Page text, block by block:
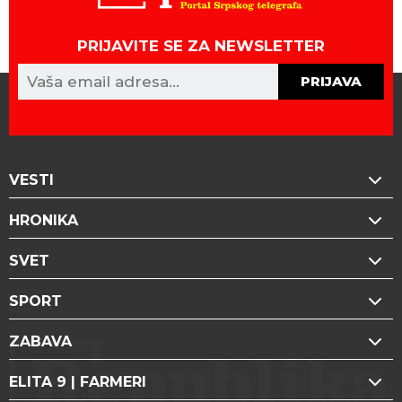
PRIJAVITE SE ZA NEWSLETTER
PRIJAVA
VESTI
HRONIKA
SVET
SPORT
ZABAVA
ELITA 9 | FARMERI